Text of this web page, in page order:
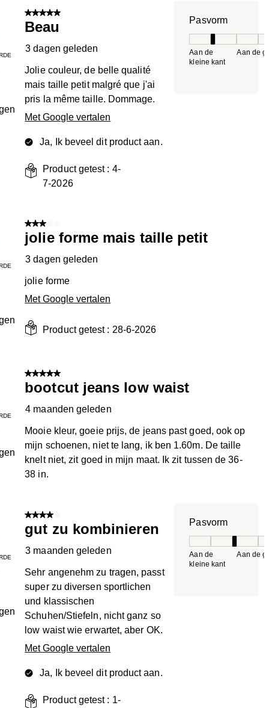
5 van 5 sterren.
Beau
3 dagen geleden
Jolie couleur, de belle qualité
mais taille petit malgré que j'ai
pris la même taille. Dommage.
Met Google vertalen
Ja, Ik beveel dit product aan.
Product getest : 4-
7-2026
Pasvorm
Aan de
kleine kant
Aan de
3 van 5 sterren.
jolie forme mais taille petit
3 dagen geleden
jolie forme
Met Google vertalen
Product getest : 28-6-2026
5 van 5 sterren.
bootcut jeans low waist
4 maanden geleden
Mooie kleur, goeie prijs, de jeans past goed, ook op
mijn schoenen, niet te lang, ik ben 1.60m. De taille
knelt niet, zit goed in mijn maat. Ik zit tussen de 36-
38 in.
4 van 5 sterren.
gut zu kombinieren
3 maanden geleden
Sehr angenehm zu tragen, passt
super zu diversen sportlichen
und klassischen
Schuhen/Stiefeln, nicht ganz so
low waist wie erwartet, aber OK.
Met Google vertalen
Ja, Ik beveel dit product aan.
Product getest : 1-
Pasvorm
Aan de
kleine kant
Aan de